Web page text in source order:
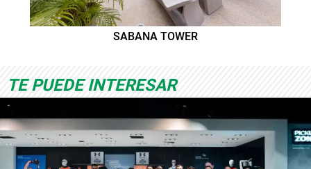
SABANA TOWER
TE PUEDE INTERESAR